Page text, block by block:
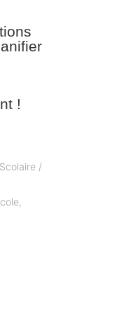
!
Scolaire /
,